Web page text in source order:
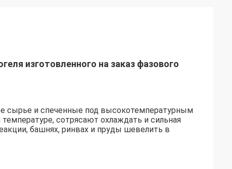
изготовленного на заказ фазового
сырье и спеченные под высокотемпературным
сотрясают охлаждать и сильная
башнях, ринвах и пруды шевелить в